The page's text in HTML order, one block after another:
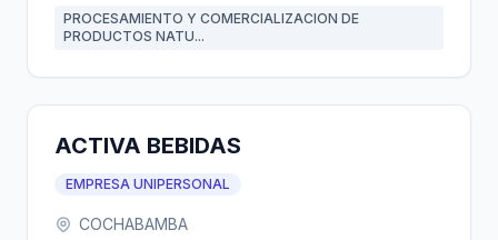
PROCESAMIENTO Y COMERCIALIZACION DE
PRODUCTOS NATU...
ACTIVA BEBIDAS
EMPRESA UNIPERSONAL
COCHABAMBA